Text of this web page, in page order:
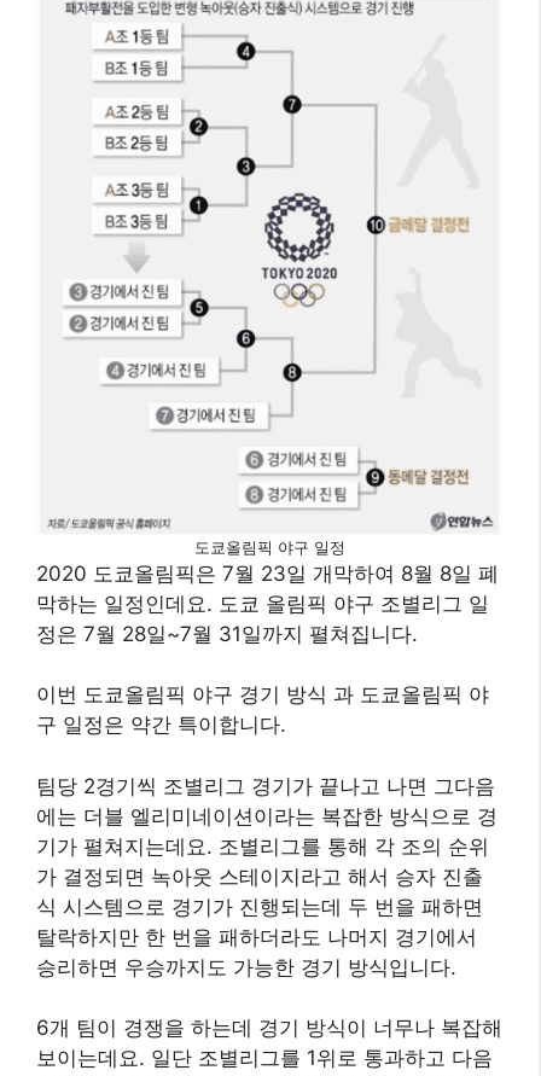
도쿄올림픽 야구 일정
2020 도쿄올림픽은 7월 23일 개막하여 8월 8일 폐
막하는 일정인데요. 도쿄 올림픽 야구 조별리그 일
정은 7월 28일~7월 31일까지 펼쳐집니다.
이번 도쿄올림픽 야구 경기 방식 과 도쿄올림픽 야
구 일정은 약간 특이합니다.
팀당 2경기씩 조별리그 경기가 끝나고 나면 그다음
에는 더블 엘리미네이션이라는 복잡한 방식으로 경
기가 펼쳐지는데요. 조별리그를 통해 각 조의 순위
가 결정되면 녹아웃 스테이지라고 해서 승자 진출
식 시스템으로 경기가 진행되는데 두 번을 패하면
탈락하지만 한 번을 패하더라도 나머지 경기에서
승리하면 우승까지도 가능한 경기 방식입니다.​
6개 팀이 경쟁을 하는데 경기 방식이 너무나 복잡해
보이는데요. 일단 조별리그를 1위로 통과하고 다음